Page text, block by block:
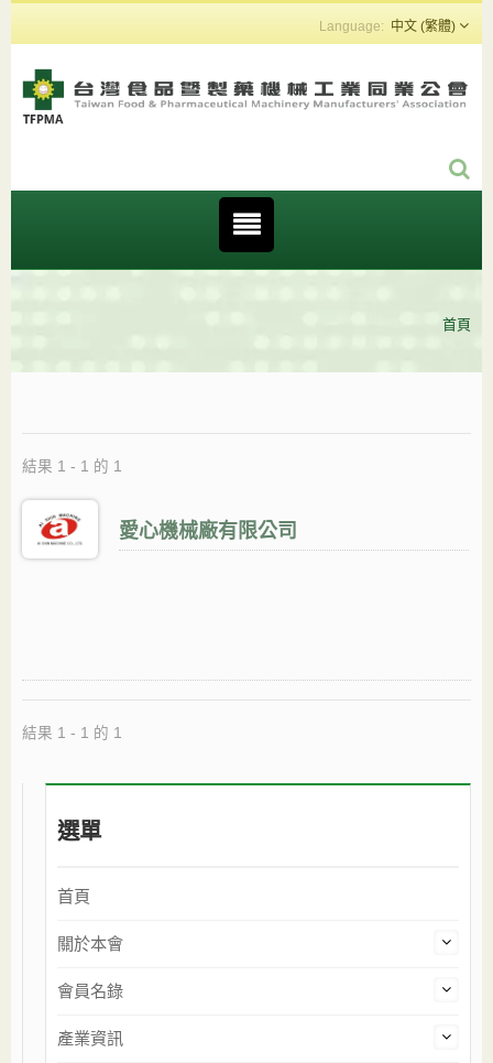
中文 (繁體)
首頁
結果 1 - 1 的 1
愛心機械廠有限公司
結果 1 - 1 的 1
選單
首頁
關於本會
會員名錄
產業資訊